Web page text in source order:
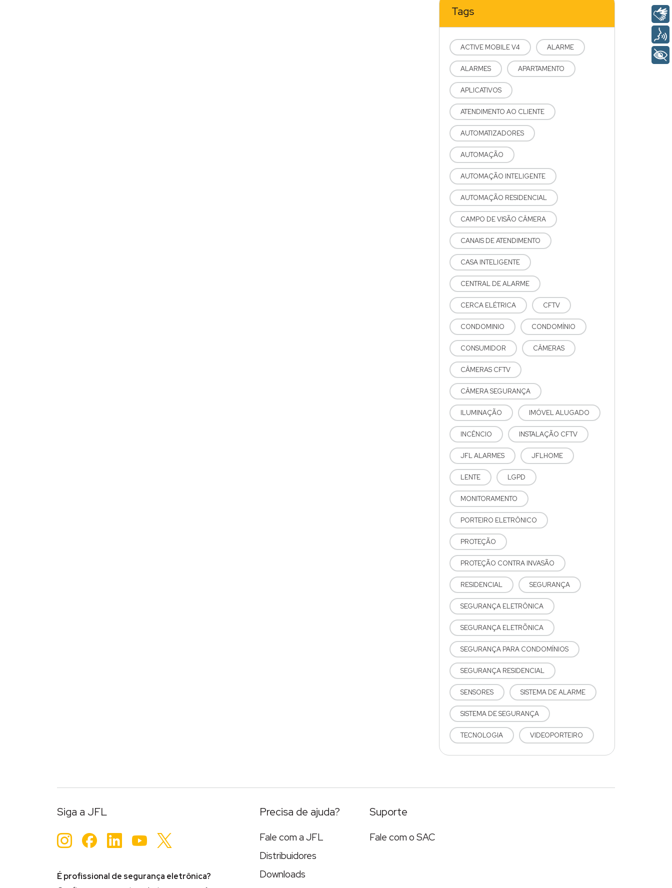
Tags
ACTIVE MOBILE V4 ALARME
ALARMES APARTAMENTO
APLICATIVOS
ATENDIMENTO AO CLIENTE
AUTOMATIZADORES
AUTOMAÇÃO
AUTOMAÇÃO INTELIGENTE
AUTOMAÇÃO RESIDENCIAL
CAMPO DE VISÃO CÂMERA
CANAIS DE ATENDIMENTO
CASA INTELIGENTE
CENTRAL DE ALARME
CERCA ELÉTRICA CFTV
CONDOMINIO CONDOMÍNIO
CONSUMIDOR CÂMERAS
CÂMERAS CFTV
CÂMERA SEGURANÇA
ILUMINAÇÃO IMÓVEL ALUGADO
INCÊNCIO INSTALAÇÃO CFTV
JFL ALARMES JFLHOME
LENTE LGPD
MONITORAMENTO
PORTEIRO ELETRÔNICO
PROTEÇÃO
PROTEÇÃO CONTRA INVASÃO
RESIDENCIAL SEGURANÇA
SEGURANÇA ELETRÔNICA
SEGURANÇA ELETRÕNICA
SEGURANÇA PARA CONDOMÍNIOS
SEGURANÇA RESIDENCIAL
SENSORES SISTEMA DE ALARME
SISTEMA DE SEGURANÇA
TECNOLOGIA VIDEOPORTEIRO
Siga a JFL
Instagram
Facebook
LinkedInYouTube
É profissional de segurança eletrônica?
Precisa de ajuda?
Fale com a JFL
Distribuidores
Downloads
Suporte
Fale com o SAC